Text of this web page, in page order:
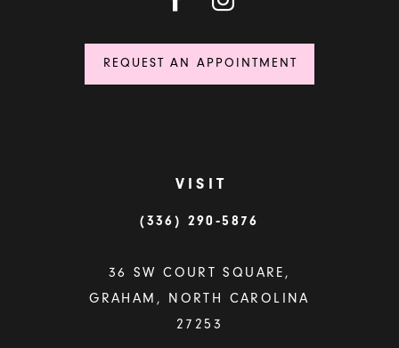
REQUEST AN APPOINTMENT
VISIT
(336) 290‑5876
36 SW COURT SQUARE,
GRAHAM, NORTH CAROLINA
27253